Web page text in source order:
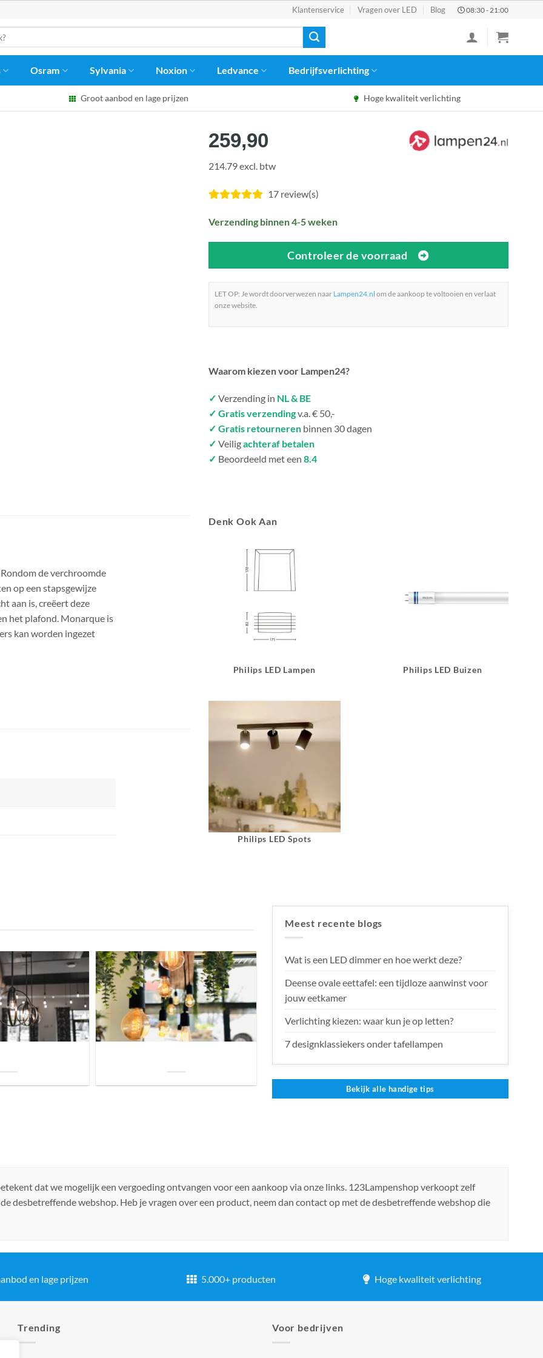
Klantenservice Vragen over LED Blog 08:30 - 21:00
Osram Sylvania Noxion Ledvance Bedrijfsverlichting
Groot aanbod en lage prijzen Hoge kwaliteit verlichting
259,90
214.79 excl. btw
17 review(s)
Verzending binnen 4-5 weken
Controleer de voorraad
LET OP: Je wordt doorverwezen naar Lampen24.nl om de aankoop te voltooien en verlaat
onze website.
Waarom kiezen voor Lampen24?
✓ Verzending in NL & BE
✓ Gratis verzendingv.a. € 50,-
✓ Gratis retourneren binnen 30 dagen
✓ Veiligachteraf betalen
✓ Beoordeeld met een 8.4
de verchroomde
op een stapsgewijze
aan is, creëert deze
het plafond. Monarque is
kan worden ingezet
Denk Ook Aan
Philips LED Lampen Philips LED Buizen
Philips LED Spots
Meest recente blogs
Wat is een LED dimmer en hoe werkt deze?
Deense ovale eettafel: een tijdloze aanwinst voor
jouw eetkamer
Verlichting kiezen: waar kun je op letten?
7 designklassiekers onder tafellampen
Bekijk alle handige tips
dat we mogelijk een vergoeding ontvangen voor een aankoop via onze links. 123Lampenshop verkoopt zelf
desbetreffende webshop. Heb je vragen over een product, neem dan contact op met de desbetreffende webshop die
en lage prijzen 5.000+ producten Hoge kwaliteit verlichting
Trending Voor bedrijven